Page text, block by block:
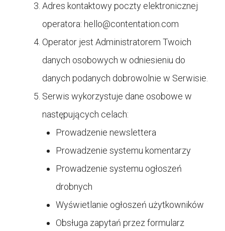
Adres kontaktowy poczty elektronicznej
operatora: hello@contentation.com
Operator jest Administratorem Twoich
danych osobowych w odniesieniu do
danych podanych dobrowolnie w Serwisie.
Serwis wykorzystuje dane osobowe w
następujących celach:
Prowadzenie newslettera
Prowadzenie systemu komentarzy
Prowadzenie systemu ogłoszeń
drobnych
Wyświetlanie ogłoszeń użytkowników
Obsługa zapytań przez formularz